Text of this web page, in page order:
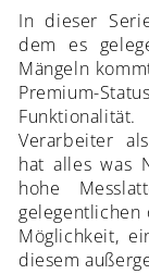
In dieser
dem es
Mängeln
Premium-
Verarbeiter
hat alles was
hohe
Möglichkeit,
diesem